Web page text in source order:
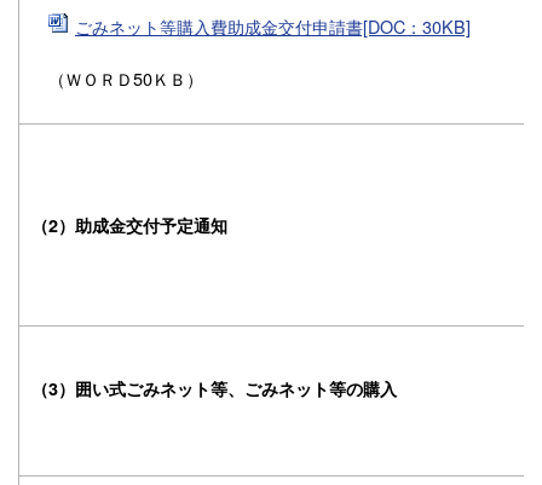
ごみネット等購入費助成金交付申請書[DOC：30KB]
（ＷＯＲＤ50ＫＢ）
（2）助成金交付予定通知
（3）囲い式ごみネット等、ごみネット等の購入